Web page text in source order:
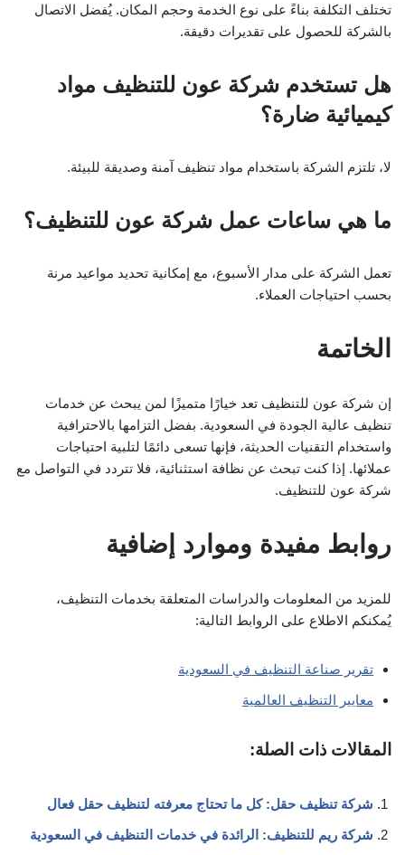
تختلف التكلفة بناءً على نوع الخدمة وحجم المكان. يُفضل الاتصال
بالشركة للحصول على تقديرات دقيقة.
هل تستخدم شركة عون للتنظيف مواد
كيميائية ضارة؟
لا، تلتزم الشركة باستخدام مواد تنظيف آمنة وصديقة للبيئة.
ما هي ساعات عمل شركة عون للتنظيف؟
تعمل الشركة على مدار الأسبوع، مع إمكانية تحديد مواعيد مرنة
بحسب احتياجات العملاء.
الخاتمة
إن شركة عون للتنظيف تعد خيارًا متميزًا لمن يبحث عن خدمات
تنظيف عالية الجودة في السعودية. بفضل التزامها بالاحترافية
واستخدام التقنيات الحديثة، فإنها تسعى دائمًا لتلبية احتياجات
عملائها. إذا كنت تبحث عن نظافة استثنائية، فلا تتردد في التواصل مع
شركة عون للتنظيف.
روابط مفيدة وموارد إضافية
للمزيد من المعلومات والدراسات المتعلقة بخدمات التنظيف،
يُمكنكم الاطلاع على الروابط التالية:
تقرير صناعة التنظيف في السعودية
معايير التنظيف العالمية
المقالات ذات الصلة:
شركة تنظيف حقل: كل ما تحتاج معرفته لتنظيف حقل فعال
شركة ريم للتنظيف: الرائدة في خدمات التنظيف في السعودية